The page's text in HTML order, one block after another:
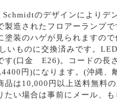
Schmidtのデザインによりデ
製造されたフロアーランプ
塗装のハゲが見られますの
いものに交換済みです。
す(口金 E26)。コードの長
円)になります。(沖縄、
品は10,000円以上送料無料
たい場合は事前にメール、